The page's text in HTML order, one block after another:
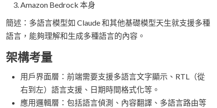
Amazon Bedrock 本身
簡述：多語言模型如 Claude 和其他基礎模型天生就支援多種
語言，能夠理解和生成多種語言的內容。
架構考量
用戶界面層：前端需要支援多語言文字顯示、RTL（從
右到左）語言支援、日期時間格式化等。
應用邏輯層：包括語言偵測、內容翻譯、多語言路由等